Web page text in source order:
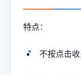
特点：
不按点击